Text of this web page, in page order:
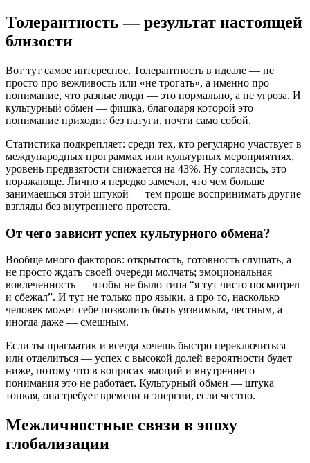
Толерантность — результат настоящей
близости
Вот тут самое интересное. Толерантность в идеале — не
просто про вежливость или «не трогать», а именно про
понимание, что разные люди — это нормально, а не угроза. И
культурный обмен — фишка, благодаря которой это
понимание приходит без натуги, почти само собой.
Статистика подкрепляет: среди тех, кто регулярно участвует в
международных программах или культурных мероприятиях,
уровень предвзятости снижается на 43%. Ну согласись, это
поражающе. Лично я нередко замечал, что чем больше
занимаешься этой штукой — тем проще воспринимать другие
взгляды без внутреннего протеста.
От чего зависит успех культурного обмена?
Вообще много факторов: открытость, готовность слушать, а
не просто ждать своей очереди молчать; эмоциональная
вовлеченность — чтобы не было типа “я тут чисто посмотрел
и сбежал”. И тут не только про языки, а про то, насколько
человек может себе позволить быть уязвимым, честным, а
иногда даже — смешным.
Если ты прагматик и всегда хочешь быстро переключиться
или отделиться — успех с высокой долей вероятности будет
ниже, потому что в вопросах эмоций и внутреннего
понимания это не работает. Культурный обмен — штука
тонкая, она требует времени и энергии, если честно.
Межличностные связи в эпоху
глобализации